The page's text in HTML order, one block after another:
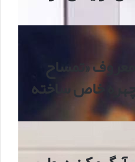
«تمساح
خاص ساخته